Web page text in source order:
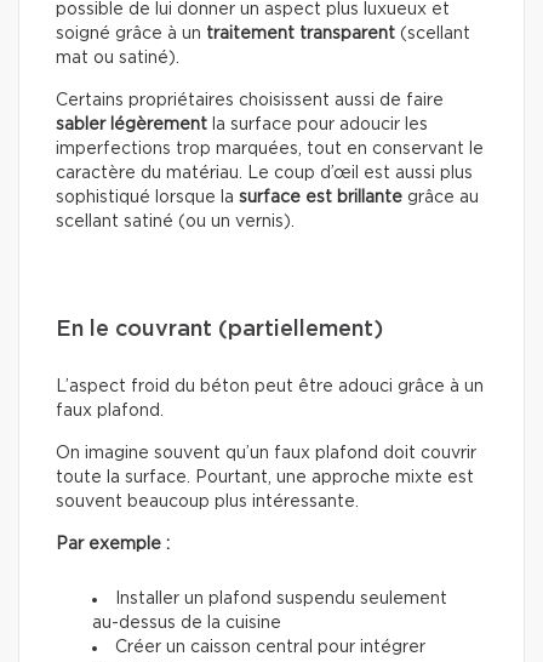
possible de lui donner un aspect plus luxueux et
soigné grâce à un traitement transparent (scellant
mat ou satiné).
Certains propriétaires choisissent aussi de faire
sabler légèrement la surface pour adoucir les
imperfections trop marquées, tout en conservant le
caractère du matériau. Le coup d’œil est aussi plus
sophistiqué lorsque la surface est brillante grâce au
scellant satiné (ou un vernis).
En le couvrant (partiellement)
L’aspect froid du béton peut être adouci grâce à un
faux plafond.
On imagine souvent qu’un faux plafond doit couvrir
toute la surface. Pourtant, une approche mixte est
souvent beaucoup plus intéressante.
Par exemple :
Installer un plafond suspendu seulement
au-dessus de la cuisine
Créer un caisson central pour intégrer